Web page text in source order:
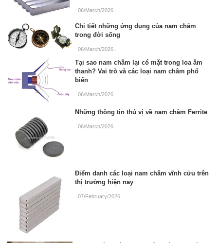
06/March/2026
Chi tiết những ứng dụng của nam châm
trong đời sống
06/March/2026
Tại sao nam châm lại có mặt trong loa âm
thanh? Vai trò và các loại nam châm phổ
biến
06/March/2026
Những thông tin thú vị về nam châm Ferrite
06/March/2026
Điểm danh các loại nam châm vĩnh cửu trên
thị trường hiện nay
07/February/2026